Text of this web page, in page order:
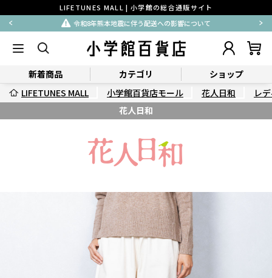
LIFETUNES MALL | 小学館の総合通販サイト
令和8年熊本地震に伴う配送への影響について
新着商品 カテゴリ
ショップ
LIFETUNES MALL
小学館百貨店モール 花人日和
レ
花人日和